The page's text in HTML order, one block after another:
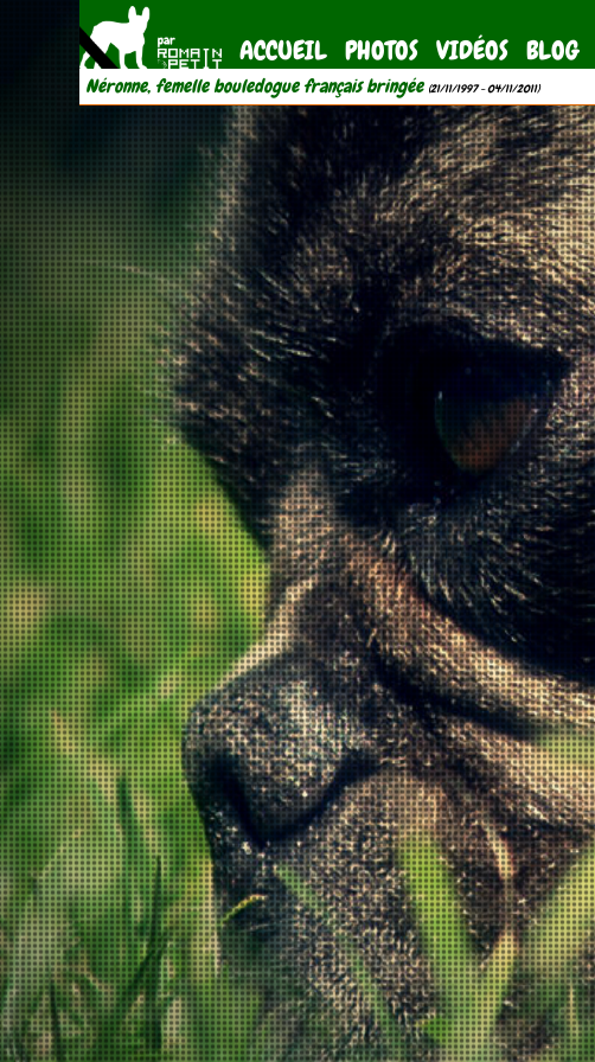
ACCUEIL PHOTOS VIDÉOS BLOG
Néronne, femelle bouledogue français bringée (21/11/1997 - 04/11/2011)